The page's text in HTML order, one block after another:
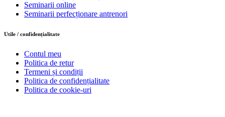
Seminarii online
Seminarii perfecționare antrenori
Utile / confidențialitate
Contul meu
Politica de retur
Termeni și condiții
Politica de confidențialitate
Politica de cookie-uri